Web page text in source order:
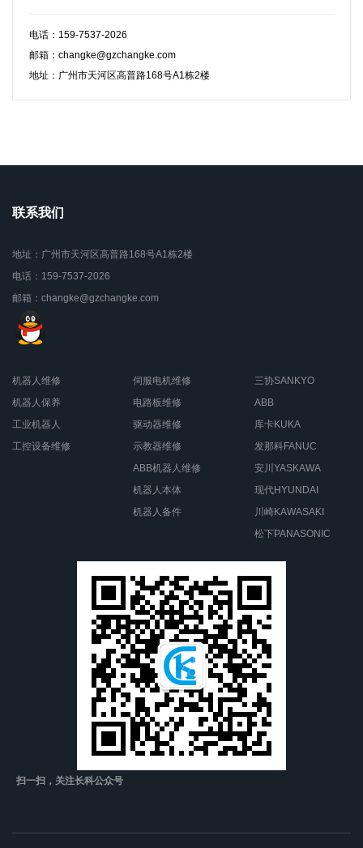
电话：159-7537-2026
邮箱：changke@gzchangke.com
地址：广州市天河区高普路168号A1栋2楼
联系我们
地址：广州市天河区高普路168号A1栋2楼
电话：159-7537-2026
邮箱：changke@gzchangke.com
机器人维修
机器人保养
工业机器人
工控设备维修
伺服电机维修
电路板维修
驱动器维修
示教器维修
ABB机器人维修
机器人本体
机器人备件
三协SANKYO
ABB
库卡KUKA
发那科FANUC
安川YASKAWA
现代HYUNDAI
川崎KAWASAKI
松下PANASONIC
扫一扫，关注长科公众号